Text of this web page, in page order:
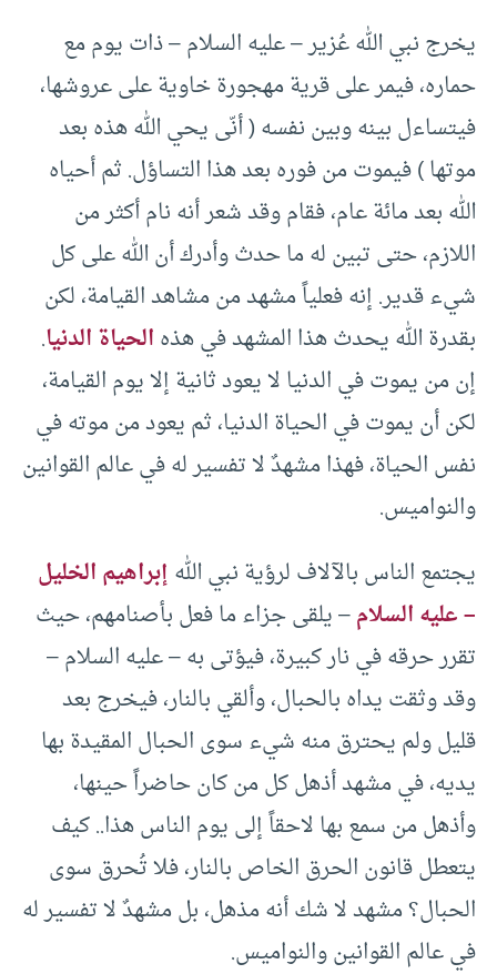
يخرج نبي الله عُزير – عليه السلام – ذات يوم مع
حماره، فيمر على قرية مهجورة خاوية على عروشها،
فيتساءل بينه وبين نفسه ( أنّى يحي الله هذه بعد
موتها ) فيموت من فوره بعد هذا التساؤل. ثم أحياه
الله بعد مائة عام، فقام وقد شعر أنه نام أكثر من
اللازم، حتى تبين له ما حدث وأدرك أن الله على كل
شيء قدير. إنه فعلياً مشهد من مشاهد القيامة، لكن
بقدرة الله يحدث هذا المشهد في هذهالحياة الدنيا.
إن من يموت في الدنيا لا يعود ثانية إلا يوم القيامة،
لكن أن يموت في الحياة الدنيا، ثم يعود من موته في
نفس الحياة، فهذا مشهدٌ لا تفسير له في عالم القوانين
والنواميس.
يجتمع الناس بالآلاف لرؤية نبي اللهإبراهيم الخليل
– عليه السلام– يلقى جزاء ما فعل بأصنامهم، حيث
تقرر حرقه في نار كبيرة، فيؤتى به – عليه السلام –
وقد وثقت يداه بالحبال، وألقي بالنار، فيخرج بعد
قليل ولم يحترق منه شيء سوى الحبال المقيدة بها
يديه، في مشهد أذهل كل من كان حاضراً حينها،
وأذهل من سمع بها لاحقاً إلى يوم الناس هذا.. كيف
يتعطل قانون الحرق الخاص بالنار، فلا تُحرق سوى
الحبال؟ مشهد لا شك أنه مذهل، بل مشهدٌ لا تفسير له
في عالم القوانين والنواميس.